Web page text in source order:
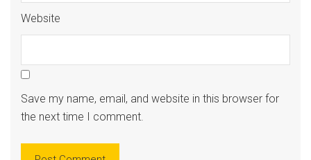
Website
Save my name, email, and website in this browser for
the next time I comment.